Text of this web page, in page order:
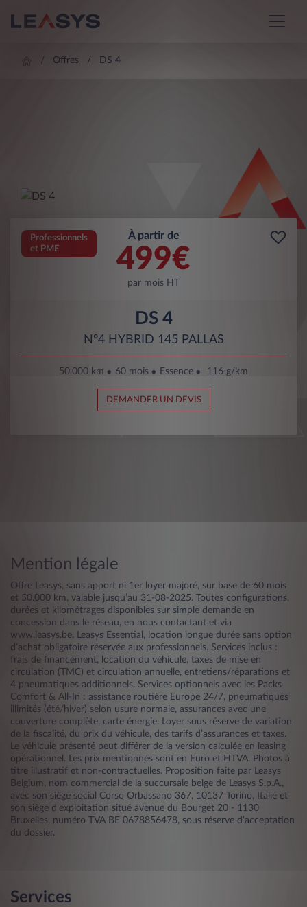
Offres DS 4
Professionnels
et PME
À partir de
499€
par mois HT
DS 4
N°4 HYBRID 145 PALLAS
50.000 km 60 mois Essence 116 g/km
DEMANDER UN DEVIS
Mention légale
Offre Leasys, sans apport ni 1er loyer majoré, sur base de 60 mois
et 50.000 km, valable jusqu’au 31-08-2025. Toutes configurations,
durées et kilométrages disponibles sur simple demande en
concession dans le réseau, en nous contactant et via
www.leasys.be. Leasys Essential, location longue durée sans option
d’achat obligatoire réservée aux professionnels. Services inclus :
frais de financement, location du véhicule, taxes de mise en
circulation (TMC) et circulation annuelle, entretiens/réparations et
4 pneumatiques additionnels. Services optionnels avec les Packs
Comfort & All-In : assistance routière Europe 24/7, pneumatiques
illimités (été/hiver) selon usure normale, assurances avec une
couverture complète, carte énergie. Loyer sous réserve de variation
de la fiscalité, du prix du véhicule, des tarifs d’assurances et taxes.
Le véhicule présenté peut différer de la version calculée en leasing
opérationnel. Les prix mentionnés sont en Euro et HTVA. Photos à
titre illustratif et non-contractuelles. Proposition faite par Leasys
Belgium, nom commercial de la succursale belge de Leasys S.p.A.,
avec son siège social Corso Orbassano 367, 10137 Torino, Italie et
son siège d’exploitation situé avenue du Bourget 20 - 1130
Bruxelles, numéro TVA BE 0678856478, sous réserve d’acceptation
du dossier.
Services